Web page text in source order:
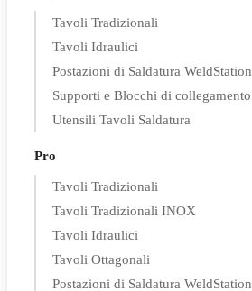
Tavoli Tradizionali
Tavoli Idraulici
Postazioni di Saldatura WeldStation
Supporti e Blocchi di collegamento
Utensili Tavoli Saldatura
Pro
Tavoli Tradizionali
Tavoli Tradizionali INOX
Tavoli Idraulici
Tavoli Ottagonali
Postazioni di Saldatura WeldStation